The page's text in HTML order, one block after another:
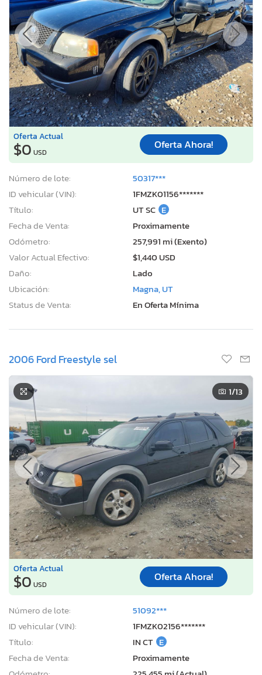
Oferta Actual
$0 USD
Oferta Ahora!
Número de lote:
50317***
ID vehicular (VIN):
1FMZK01156*******
Título:
UT SC E
Fecha de Venta:
Proximamente
Odómetro:
257,991 mi (Exento)
Valor Actual Efectivo:
$1,440 USD
Daño:
Lado
Ubicación:
Magna, UT
Status de Venta:
En Oferta Mínima
2006 Ford Freestyle sel
1/13
Oferta Actual
$0 USD
Oferta Ahora!
Número de lote:
51092***
ID vehicular (VIN):
1FMZK02156*******
Título:
IN CT E
Fecha de Venta:
Proximamente